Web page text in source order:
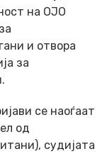
на ОЈО
и отвора
за
се наоѓаат
од
судијата